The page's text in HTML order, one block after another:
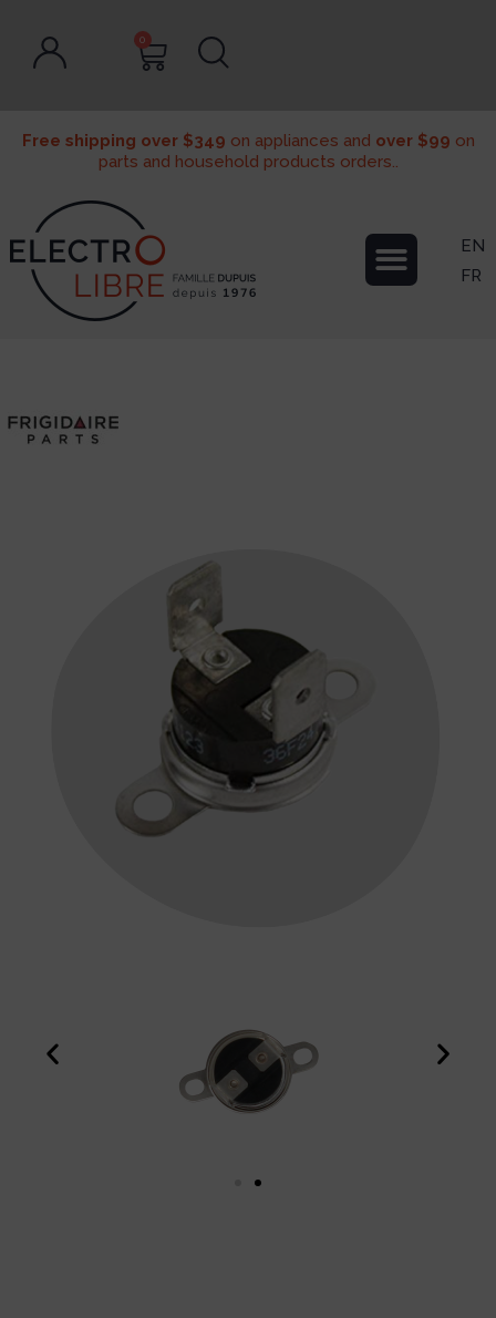
0
Free shipping over $349 on appliances and over $99 on
parts and household products orders..
EN
FR